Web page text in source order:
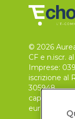
© 2026
CF e n.iscr.
Imprese:
iscrizione al
305948
capitale
euro, i.v.